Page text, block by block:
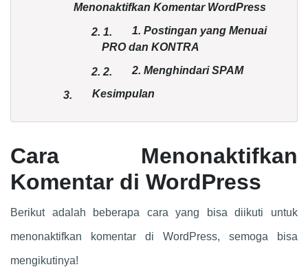
Menonaktifkan Komentar WordPress
2. 1.
1. Postingan yang Menuai
PRO dan KONTRA
2. 2. 2. Menghindari SPAM
3. Kesimpulan
Cara Menonaktifkan
Komentar di WordPress
Berikut adalah beberapa cara yang bisa diikuti untuk
menonaktifkan komentar di WordPress, semoga bisa
mengikutinya!